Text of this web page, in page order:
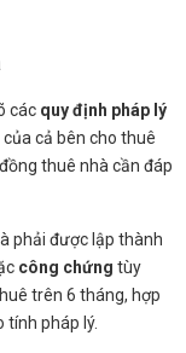
các quy định pháp lý
của cả bên cho thuê
thuê nhà cần đáp
phải được lập thành
công chứng tùy
trên 6 tháng, hợp
tính pháp lý.